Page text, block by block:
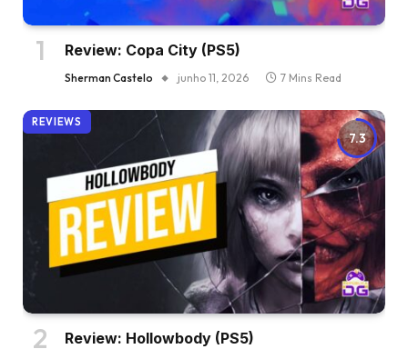
Review: Copa City (PS5)
Sherman Castelo junho 11, 2026 7 Mins Read
7.3
REVIEWS
Review: Hollowbody (PS5)